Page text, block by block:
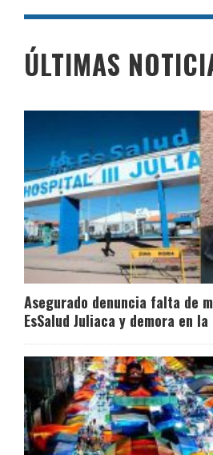
ÚLTIMAS
Asegurado denuncia falta de
EsSalud Juliaca y demora en